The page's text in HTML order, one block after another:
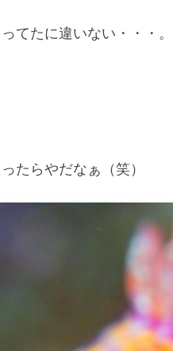
てたに違いない・・・。
たらやだなぁ（笑）